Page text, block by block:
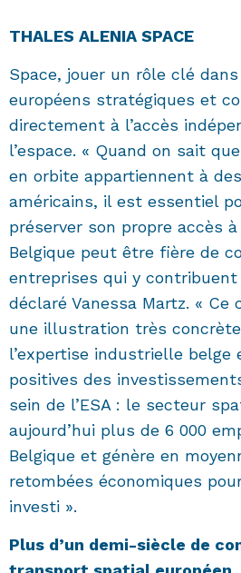
THALES ALENIA SPACE
Space, jouer un rôle clé
européens stratégiques et
directement à l’accès
l’espace. « Quand on sait
en orbite appartiennent à
américains, il est essentiel
préserver son propre accès
Belgique peut être fière de
entreprises qui y
déclaré Vanessa Martz. «
une illustration très
l’expertise industrielle belge
positives des
sein de l’ESA : le secteur
aujourd’hui plus de 6 000
Belgique et génère en
retombées économiques
investi ».
Plus d’un demi-siècle de